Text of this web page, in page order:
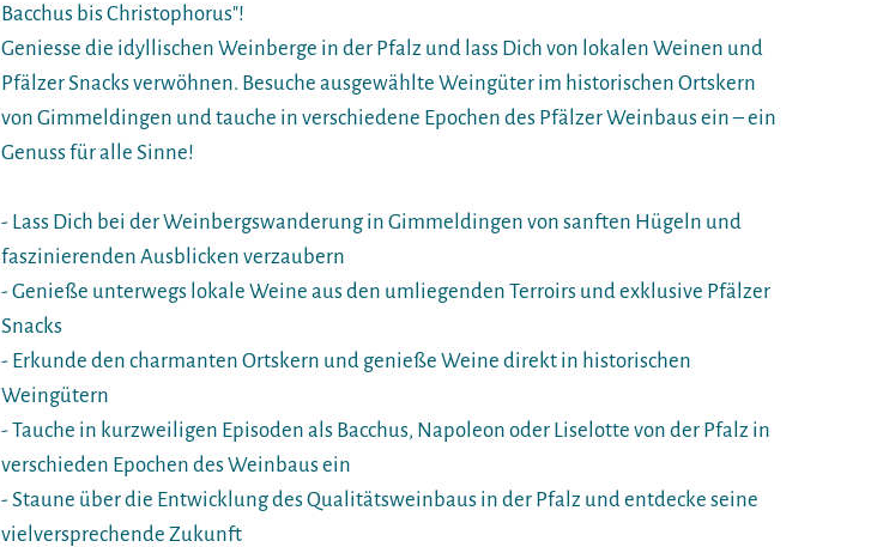
Bacchus bis Christophorus"!
Geniesse die idyllischen Weinberge in der Pfalz und lass Dich von lokalen Weinen und
Pfälzer Snacks verwöhnen. Besuche ausgewählte Weingüter im historischen Ortskern
von Gimmeldingen und tauche in verschiedene Epochen des Pfälzer Weinbaus ein – ein
Genuss für alle Sinne!
- Lass Dich bei der Weinbergswanderung in Gimmeldingen von sanften Hügeln und
faszinierenden Ausblicken verzaubern
- Genieße unterwegs lokale Weine aus den umliegenden Terroirs und exklusive Pfälzer
Snacks
- Erkunde den charmanten Ortskern und genieße Weine direkt in historischen
Weingütern
- Tauche in kurzweiligen Episoden als Bacchus, Napoleon oder Liselotte von der Pfalz in
verschieden Epochen des Weinbaus ein
- Staune über die Entwicklung des Qualitätsweinbaus in der Pfalz und entdecke seine
vielversprechende Zukunft